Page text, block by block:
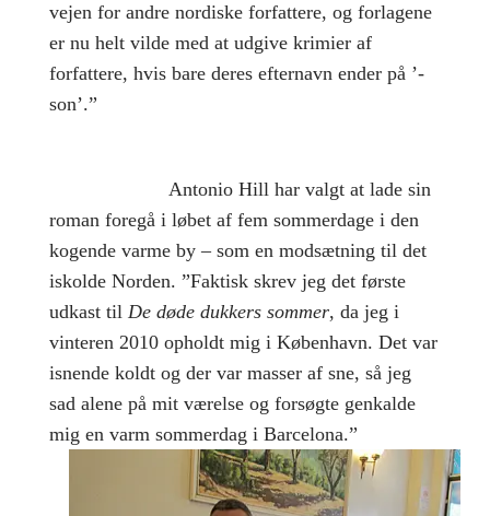
vejen for andre nordiske forfattere, og forlagene
er nu helt vilde med at udgive krimier af
forfattere, hvis bare deres efternavn ender på ’-
son’.”
Antonio Hill har valgt at lade sin
roman foregå i løbet af fem sommerdage i den
kogende varme by – som en modsætning til det
iskolde Norden. ”Faktisk skrev jeg det første
udkast til De døde dukkers sommer, da jeg i
vinteren 2010 opholdt mig i København. Det var
isnende koldt og der var masser af sne, så jeg
sad alene på mit værelse og forsøgte genkalde
mig en varm sommerdag i Barcelona.”